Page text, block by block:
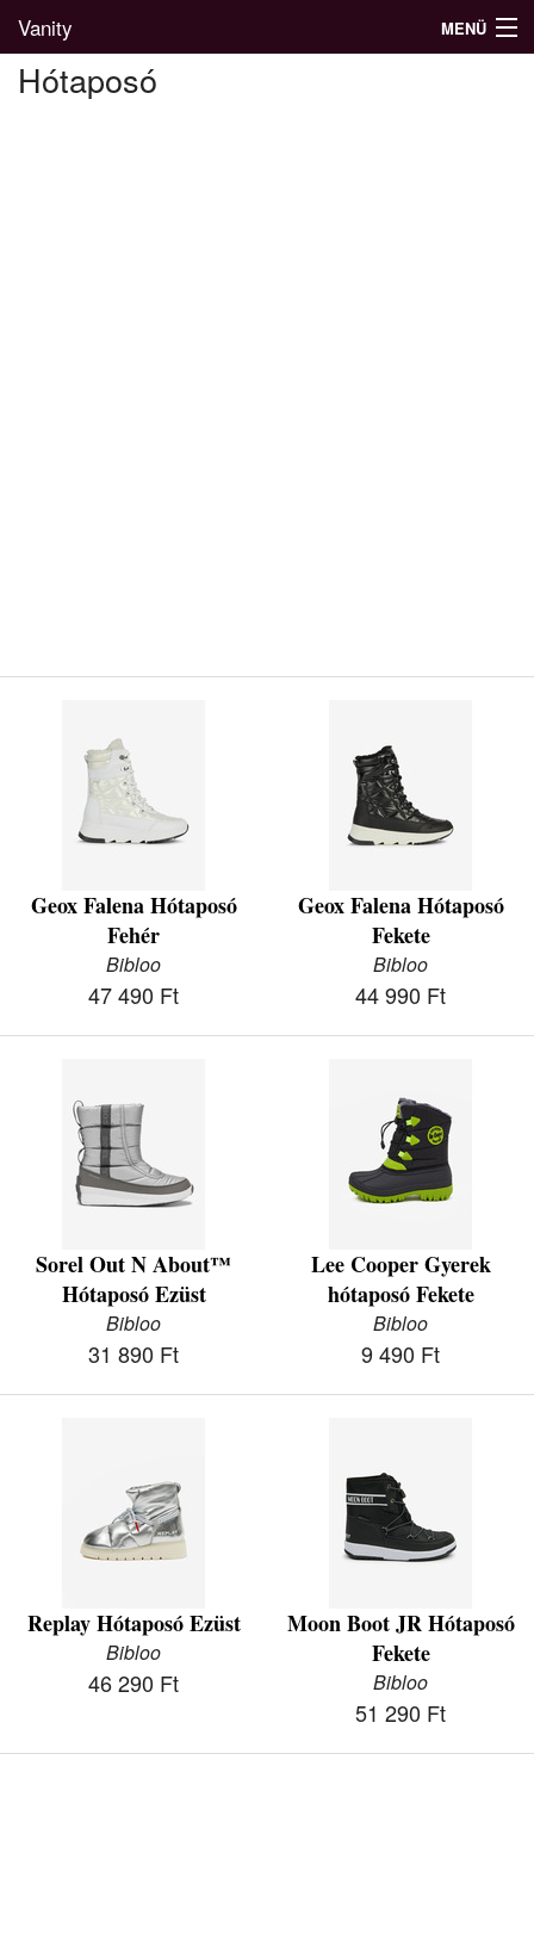
Vanity MENÜ
Hótaposó
Geox Falena Hótaposó
Fehér
Bibloo
47 490 Ft
Geox Falena Hótaposó
Fekete
Bibloo
44 990 Ft
Sorel Out N About™
Hótaposó Ezüst
Bibloo
31 890 Ft
Lee Cooper Gyerek
hótaposó Fekete
Bibloo
9 490 Ft
Replay Hótaposó Ezüst
Bibloo
46 290 Ft
Moon Boot JR Hótaposó
Fekete
Bibloo
51 290 Ft